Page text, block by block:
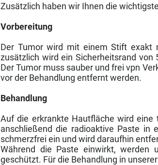
Zusätzlich haben wir Ihnen die
Vorbereitung
Der Tumor wird mit einem Stift exakt
zusätzlich wird ein Sicherheitsrand
Der Tumor muss sauber und frei vpn
vor der Behandlung entfernt werden.
Behandlung
Auf die erkrankte Hautfläche wird eine
anschließend die radioaktive Paste in
schmerzfrei ein und wird daraufhin
Während die Paste einwirkt, werden
geschützt. Für die Behandlung in